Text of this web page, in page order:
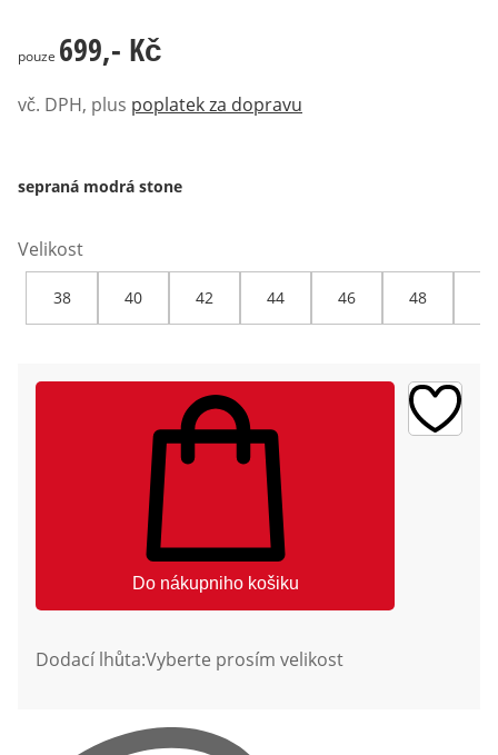
699,- Kč
pouze 699,- Kč
vč. DPH, plus poplatek za dopravu
sepraná modrá stone
Velikost
38 40 42 44 46 48
Do nákupniho košiku
Dodací lhůta:Vyberte prosím velikost